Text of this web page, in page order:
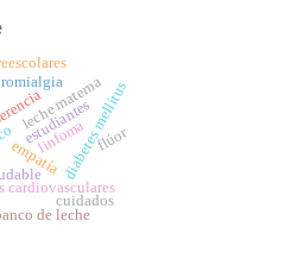
estudiantes
cardiovasculares
diabetes mellitus
cuidados
linfoma
de leche
leche materna
empatía flúor